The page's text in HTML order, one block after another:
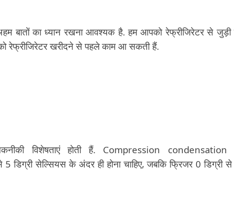
बातों का ध्यान रखना आवश्यक है. हम आपको रेफ्रीजिरेटर से
रेफ्रीजिरेटर खरीदने से पहले काम आ सकती हैं.
विशेषताएं होती हैं. Compression
डिग्री सेल्सियस के अंदर ही होना चाहिए, जबकि फ्रिजर 0 डिग्री